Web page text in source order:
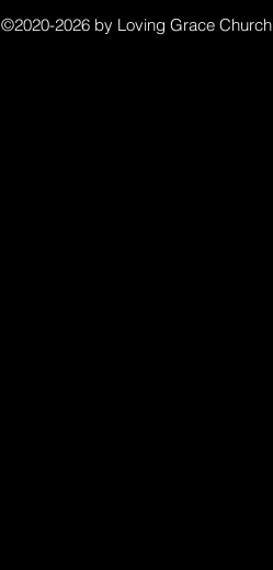
©2020-2026 by Loving Grace Church